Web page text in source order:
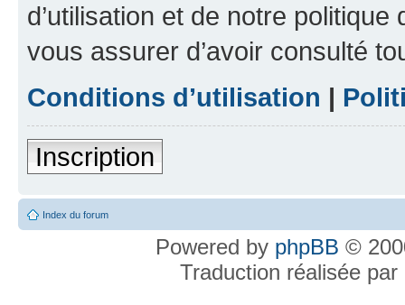
d’utilisation et de notre
vous assurer d’avoir consulté
Conditions d’utilisation |
Inscription
Index du forum
Powered by phpBB ©
Traduction réalisée par